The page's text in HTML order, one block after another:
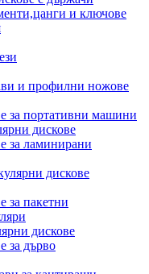
и ключове
и профилни ножове
за портативни машини
дискове
за ламинирани
дискове
за пакетни
дискове
за дърво